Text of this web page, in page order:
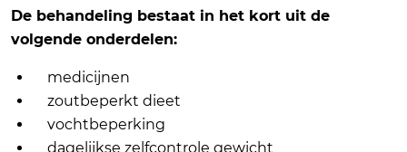
De behandeling bestaat in het kort uit de
volgende onderdelen:
medicijnen
zoutbeperkt dieet
vochtbeperking
dagelijkse zelfcontrole gewicht